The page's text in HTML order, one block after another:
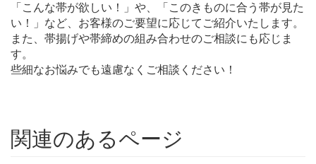
「こんな帯が欲しい！」や、「このきものに合う帯が見た
い！」など、お客様のご要望に応じてご紹介いたします。
また、帯揚げや帯締めの組み合わせのご相談にも応じま
す。
些細なお悩みでも遠慮なくご相談ください！
関連のあるページ